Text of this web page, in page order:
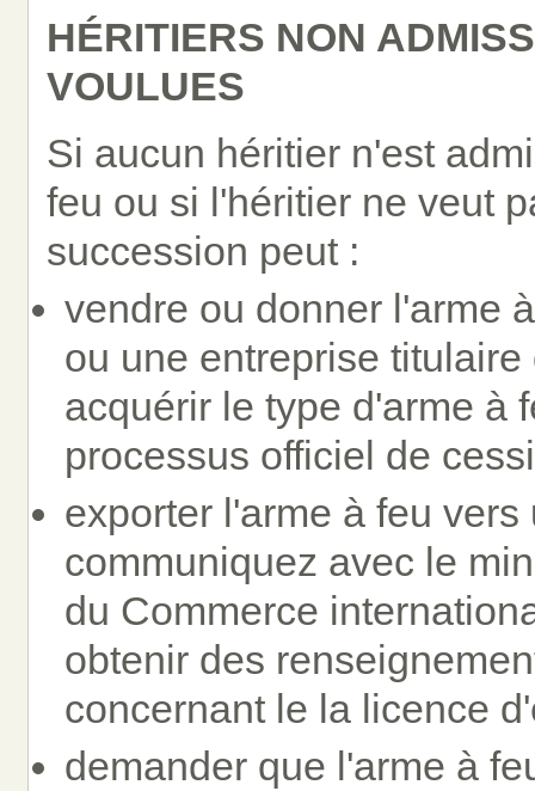
HÉRITIERS NON
VOULUES
Si aucun héritier n'est
feu ou si l'héritier ne veut
succession peut :
vendre ou donner l'arme
ou une entreprise
acquérir le type d'arme à
processus officiel de
exporter l'arme à feu
communiquez avec le
du Commerce
obtenir des
concernant le la licence
demander que l'arme à